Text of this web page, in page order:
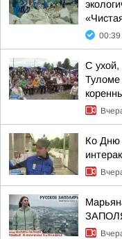
00:39
С ухой,
Ко Дню